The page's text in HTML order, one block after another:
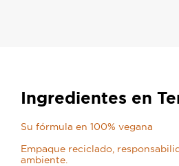
Ingredientes en
Su fórmula en 100% vegana
Empaque reciclado,
ambiente.